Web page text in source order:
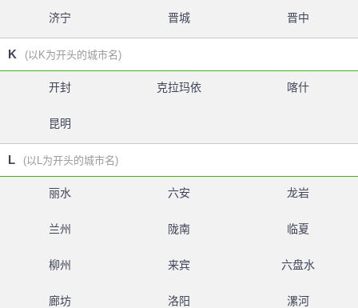
济宁 晋城 晋中
K (以K为开头的城市名)
开封 克拉玛依 喀什
昆明
L (以L为开头的城市名)
丽水 六安 龙岩
兰州 陇南 临夏
柳州 来宾 六盘水
廊坊 洛阳 漯河